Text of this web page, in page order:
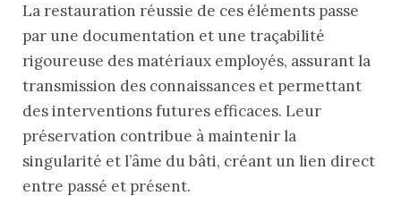
La restauration réussie de ces éléments passe
par une documentation et une traçabilité
rigoureuse des matériaux employés, assurant la
transmission des connaissances et permettant
des interventions futures efficaces. Leur
préservation contribue à maintenir la
singularité et l’âme du bâti, créant un lien direct
entre passé et présent.